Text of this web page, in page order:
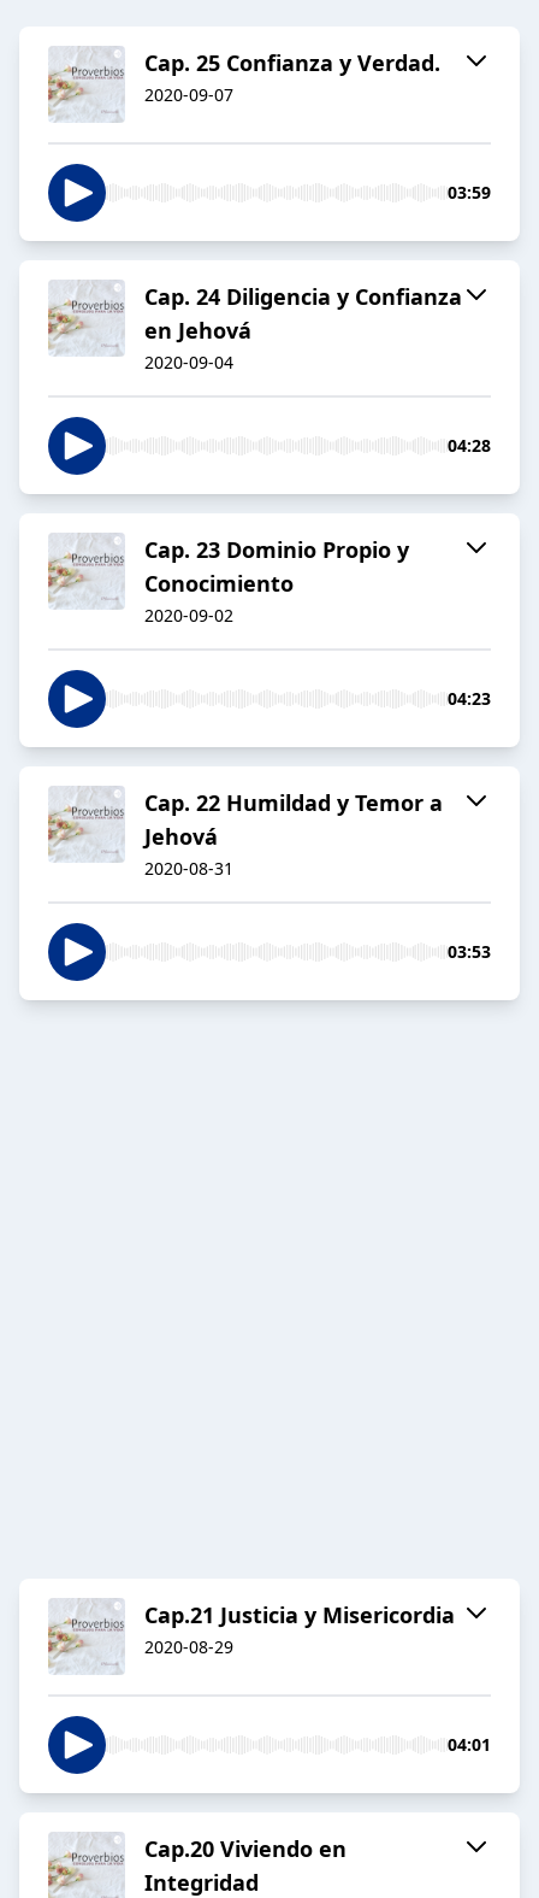
Cap. 25 Confianza y Verdad.
2020-09-07
03:59
Cap. 24 Diligencia y Confianza
en Jehová
2020-09-04
04:28
Cap. 23 Dominio Propio y
Conocimiento
2020-09-02
04:23
Cap. 22 Humildad y Temor a
Jehová
2020-08-31
03:53
Cap.21 Justicia y Misericordia
2020-08-29
04:01
Cap.20 Viviendo en
Integridad